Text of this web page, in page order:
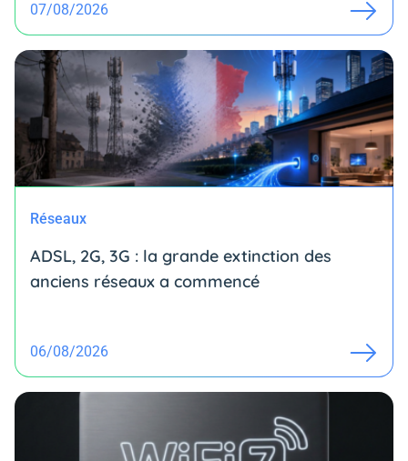
07/08/2026
Réseaux
ADSL, 2G, 3G : la grande extinction des
anciens réseaux a commencé
06/08/2026